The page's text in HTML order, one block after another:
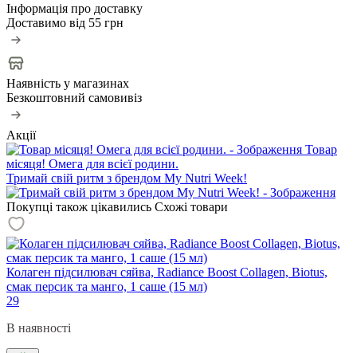
Інформація про доставку
Доставимо від 55 грн
Наявність у магазинах
Безкоштовний самовивіз
Акції
Товар
місяця! Омега для всієї родини.
Тримай свій ритм з брендом My Nutri Week!
Покупці також цікавились Схожі товари
Колаген підсилювач сяйва, Radiance Boost Collagen, Biotus,
смак персик та манго, 1 саше (15 мл)
29
В наявності